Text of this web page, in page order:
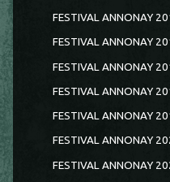
FESTIVAL ANNONAY
FESTIVAL ANNONAY
FESTIVAL ANNONAY
FESTIVAL ANNONAY
FESTIVAL ANNONAY
FESTIVAL ANNONAY
FESTIVAL ANNONAY